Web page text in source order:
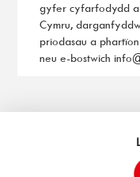
gyfer cyfarfodydd
Cymru,
priodasau a
neu e-bostwich